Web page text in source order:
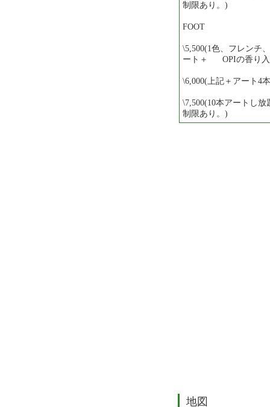
制限あり。)
FOOT
\5,500(1色、フレンチ
ート＋ OPIの香り入
\6,000(上記＋アート4
\7,500(10本アートし
制限あり。)
地図